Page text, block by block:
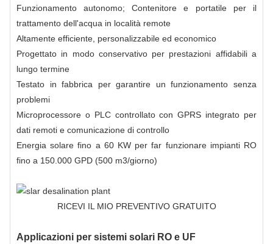
Funzionamento autonomo; Contenitore e portatile per il
trattamento dell'acqua in località remote
Altamente efficiente, personalizzabile ed economico
Progettato in modo conservativo per prestazioni affidabili a
lungo termine
Testato in fabbrica per garantire un funzionamento senza
problemi
Microprocessore o PLC controllato con GPRS integrato per
dati remoti e comunicazione di controllo
Energia solare fino a 60 KW per far funzionare impianti RO
fino a 150.000 GPD (500 m3/giorno)
RICEVI IL MIO PREVENTIVO GRATUITO
Applicazioni per sistemi solari RO e UF